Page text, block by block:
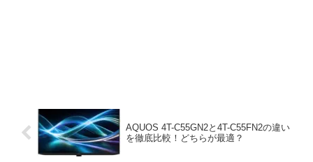
AQUOS 4T-C55GN2と4T-C55FN2の違い
を徹底比較！どちらが最適？